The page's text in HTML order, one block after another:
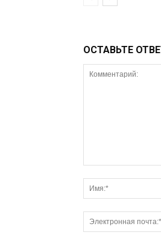
ОСТАВЬТЕ